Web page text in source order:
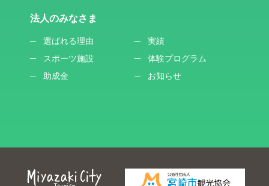
法人のみなさま
選ばれる理由
実績
スポーツ施設
体験プログラム
助成金
お知らせ